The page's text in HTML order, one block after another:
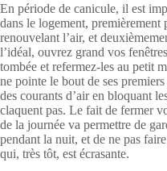
En période de canicule, il est
dans le logement, premièrement
renouvelant l’air, et
l’idéal, ouvrez grand vos
tombée et refermez-les au petit
ne pointe le bout de ses
des courants d’air en bloquant
claquent pas. Le fait de fermer
de la journée va permettre de
pendant la nuit, et de ne pas
qui, très tôt, est écrasante.